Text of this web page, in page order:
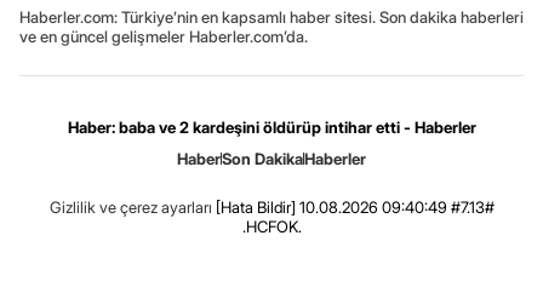
Haberler.com: Türkiye’nin en kapsamlı haber sitesi. Son dakika haberleri
ve en güncel gelişmeler Haberler.com’da.
Haber: baba ve 2 kardeşini öldürüp intihar etti - Haberler
HaberSon DakikaHaberler
Gizlilik ve çerez ayarları [Hata Bildir] 10.08.2026 09:40:49 #7.13#
.HCFOK.